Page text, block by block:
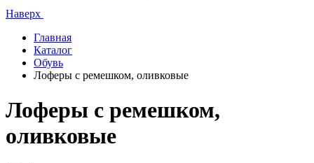
Наверх
Главная
Каталог
Обувь
Лоферы с ремешком, оливковые
Лоферы с ремешком,
оливковые